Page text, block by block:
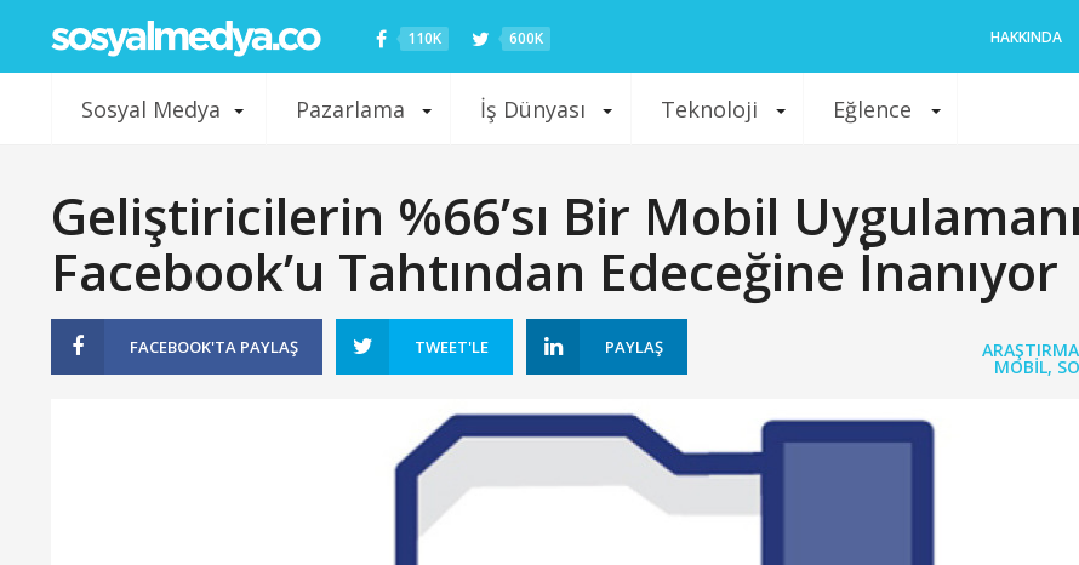
110K 600K HAKKINDA
Sosyal Medya Pazarlama İş Dünyası Teknoloji Eğlence
Geliştiricilerin %66’sı Bir Mobil
Facebook’u Tahtından Edeceğine İnanıyor
FACEBOOK'TA PAYLAŞ TWEET'LE PAYLAŞ ARAŞTIRMA
MOBIL,